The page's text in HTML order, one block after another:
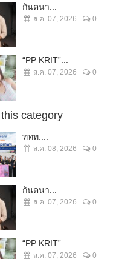
กันตนา...
ส.ค. 07, 2026 0
“PP KRIT”...
ส.ค. 07, 2026 0
category
ททท....
ส.ค. 08, 2026 0
กันตนา...
ส.ค. 07, 2026 0
“PP KRIT”...
ส.ค. 07, 2026 0